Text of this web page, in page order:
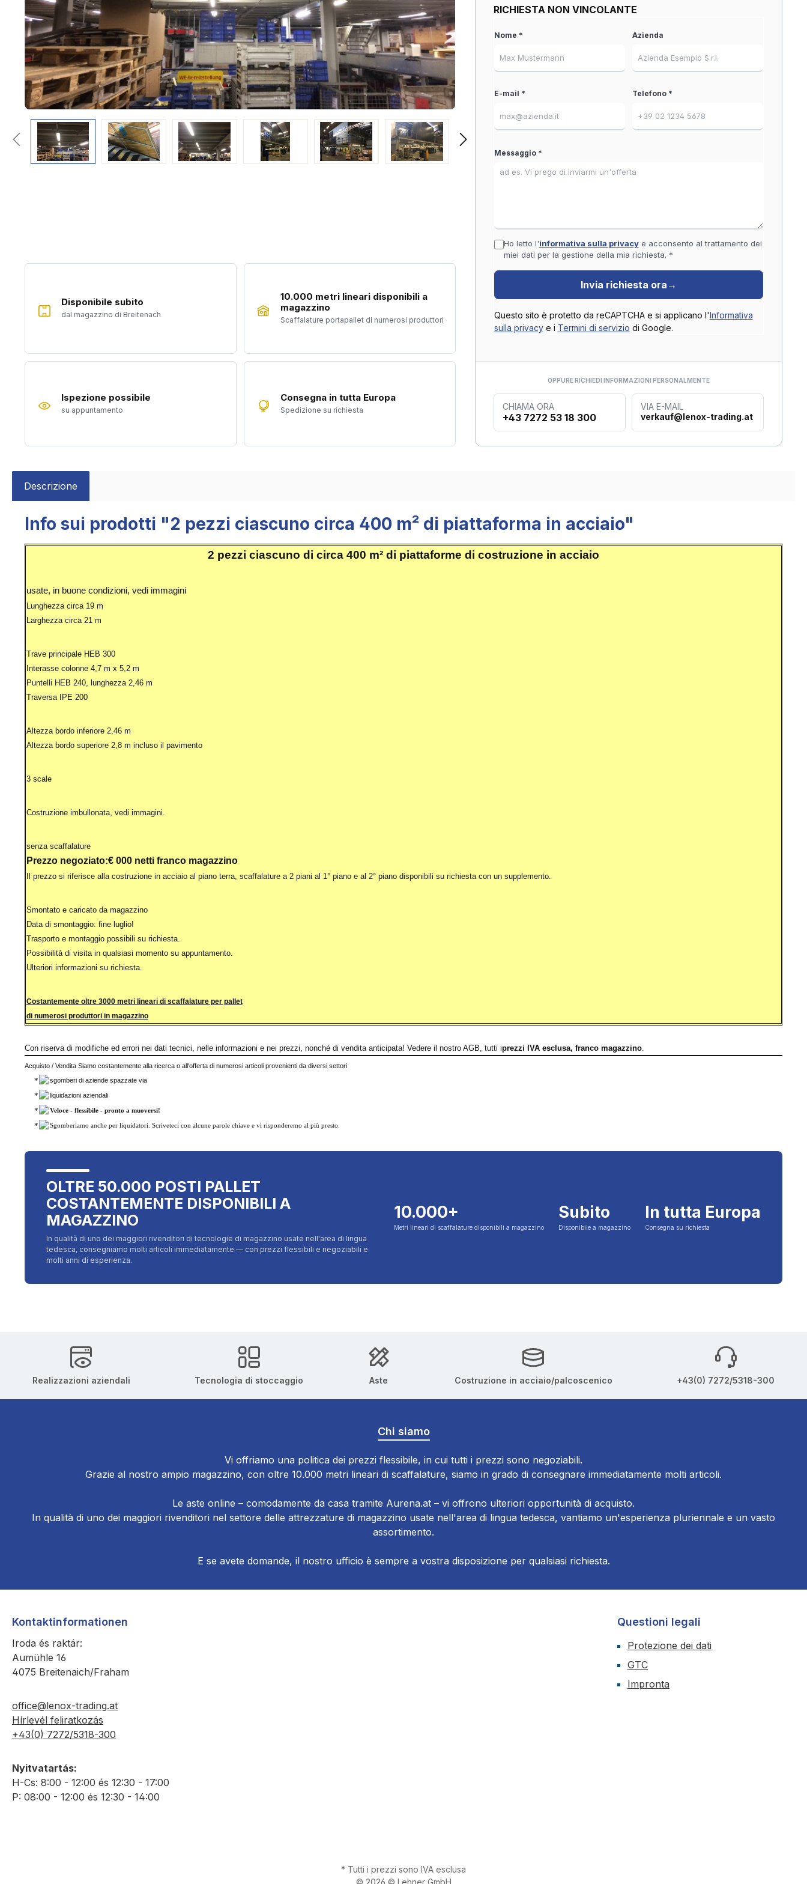
RICHIESTA NON VINCOLANTE
Nome * Azienda
E-mail * Telefono *
Messaggio *
Ho letto l'informativa sulla privacye acconsento al trattamento dei
miei dati per la gestione della mia richiesta. *
Invia richiesta ora →
Questo sito è protetto da reCAPTCHA e si applicano l'Informativa
sulla privacye i Termini di servizio di Google.
OPPURE RICHIEDI INFORMAZIONI PERSONALMENTE
CHIAMA ORA
+43 7272 53 18 300
VIA E-MAIL
verkauf@lenox-trading.at
Disponibile subito
dal magazzino di Breitenach
10.000 metri lineari disponibili a
magazzino
Scaffalature portapallet di numerosi produttori
Ispezione possibile
su appuntamento
Consegna in tutta Europa
Spedizione su richiesta
Descrizione
Info sui prodotti "2 pezzi ciascuno circa 400 m² di piattaforma in acciaio"
2 pezzi ciascuno di circa 400 m² di piattaforme di costruzione in acciaio
usate, in buone condizioni, vedi immagini
Lunghezza circa 19 m
Larghezza circa 21 m
Trave principale HEB 300
Interasse colonne 4,7 m x 5,2 m
Puntelli HEB 240, lunghezza 2,46 m
Traversa IPE 200
Altezza bordo inferiore 2,46 m
Altezza bordo superiore 2,8 m incluso il pavimento
3 scale
Costruzione imbullonata, vedi immagini.
senza scaffalature
Prezzo negoziato:€ 000 netti franco magazzino
Il prezzo si riferisce alla costruzione in acciaio al piano terra, scaffalature a 2 piani al 1° piano e al 2° piano disponibili su richiesta con un supplemento.
Smontato e caricato da magazzino
Data di smontaggio: fine luglio!
Trasporto e montaggio possibili su richiesta.
Possibilità di visita in qualsiasi momento su appuntamento.
Ulteriori informazioni su richiesta.
Costantemente oltre 3000 metri lineari di scaffalature per pallet
di numerosi produttori in magazzino
Con riserva di modifiche ed errori nei dati tecnici, nelle informazioni e nei prezzi, nonché di vendita anticipata! Vedere il nostro AGB, tutti iprezzi IVA esclusa, franco magazzino
Acquisto / Vendita Siamo costantemente alla ricerca o all'offerta di numerosi articoli provenienti da diversi settori
sgomberi di aziende spazzate via
liquidazioni aziendali
Veloce - flessibile - pronto a muoversi!
Sgomberiamo anche per liquidatori. Scriveteci con alcune parole chiave e vi risponderemo al più presto.
OLTRE 50.000 POSTI PALLET
COSTANTEMENTE DISPONIBILI A
MAGAZZINO
In qualità di uno dei maggiori rivenditori di tecnologie di magazzino usate nell'area di lingua
tedesca, consegniamo molti articoli immediatamente — con prezzi flessibili e negoziabili e
molti anni di esperienza.
10.000+
Metri lineari di scaffalature disponibili a magazzino
Subito
Disponibile a magazzino
In tutta Europa
Consegna su richiesta
Realizzazioni aziendali Tecnologia di stoccaggio Aste Costruzione in acciaio/palcoscenico +43(0) 7272/5318-300
Chi siamo
Vi offriamo una politica dei prezzi flessibile, in cui tutti i prezzi sono negoziabili.
Grazie al nostro ampio magazzino, con oltre 10.000 metri lineari di scaffalature, siamo in grado di consegnare immediatamente molti articoli.
Le aste online – comodamente da casa tramite Aurena.at – vi offrono ulteriori opportunità di acquisto.
In qualità di uno dei maggiori rivenditori nel settore delle attrezzature di magazzino usate nell'area di lingua tedesca, vantiamo un'esperienza pluriennale e un vasto
assortimento.
E se avete domande, il nostro ufficio è sempre a vostra disposizione per qualsiasi richiesta.
Kontaktinformationen
Iroda és raktár:
Aumühle 16
4075 Breitenaich/Fraham
office@lenox-trading.at
Hírlevél feliratkozás
+43(0) 7272/5318-300
Nyitvatartás:
H-Cs: 8:00 - 12:00 és 12:30 - 17:00
P: 08:00 - 12:00 és 12:30 - 14:00
Questioni legali
Protezione dei dati
GTC
Impronta
* Tutti i prezzi sono IVA esclusa
© 2026 © Lehner GmbH